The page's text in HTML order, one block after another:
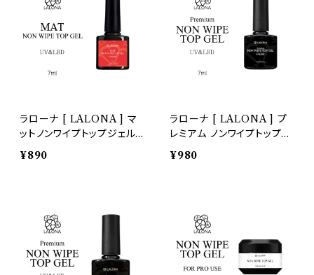
ラローナ [ LALONA ] マ
ットノンワイプトップジェル (
ボトル ) ( 7ml ) ジェルネイ
ル/マットトップ/トップジェ
¥890
ラローナ [ LALONA ] プ
レミアム ノンワイプトップジ
ェル ( 7ml ) ポリッシュ / ジ
ェルネイル /トップ/レジン
¥980